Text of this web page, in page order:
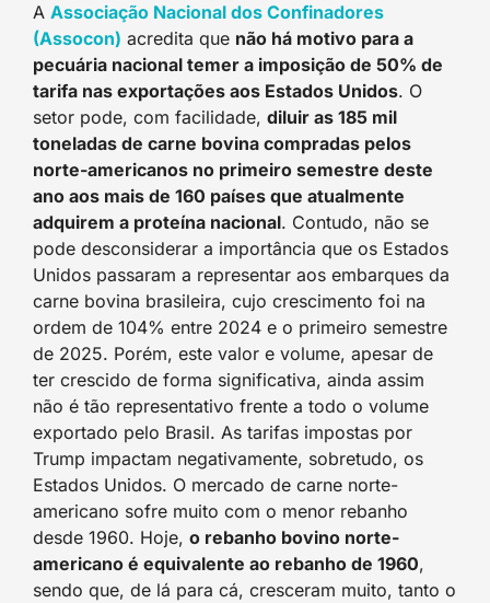
A Associação Nacional dos Confinadores
(Assocon) acredita que não há motivo para a
pecuária nacional temer a imposição de 50% de
tarifa nas exportações aos Estados Unidos. O
setor pode, com facilidade, diluir as 185 mil
toneladas de carne bovina compradas pelos
norte-americanos no primeiro semestre deste
ano aos mais de 160 países que atualmente
adquirem a proteína nacional. Contudo, não se
pode desconsiderar a importância que os Estados
Unidos passaram a representar aos embarques da
carne bovina brasileira, cujo crescimento foi na
ordem de 104% entre 2024 e o primeiro semestre
de 2025. Porém, este valor e volume, apesar de
ter crescido de forma significativa, ainda assim
não é tão representativo frente a todo o volume
exportado pelo Brasil. As tarifas impostas por
Trump impactam negativamente, sobretudo, os
Estados Unidos. O mercado de carne norte-
americano sofre muito com o menor rebanho
desde 1960. Hoje, o rebanho bovino norte-
americano é equivalente ao rebanho de 1960,
sendo que, de lá para cá, cresceram muito, tanto o